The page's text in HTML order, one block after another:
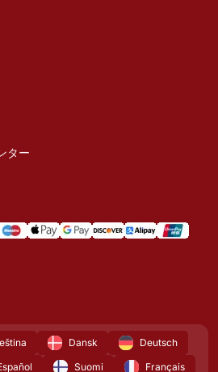
ター
Dansk
Deutsch
Suomi Français